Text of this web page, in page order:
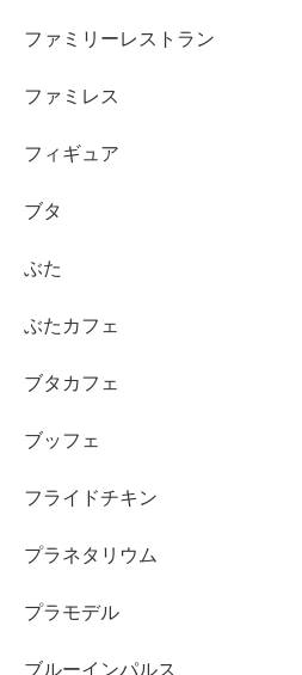
ファミリーレストラン
ファミレス
フィギュア
ブタ
ぶた
ぶたカフェ
ブタカフェ
ブッフェ
フライドチキン
プラネタリウム
プラモデル
ブルーインパルス